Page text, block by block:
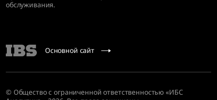
обслуживания.
Основной сайт
© Общество с ограниченной ответственностью «ИБС